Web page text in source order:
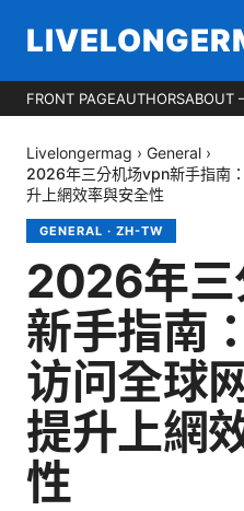
FRONT PAGEAUTHORSABOUT
Livelongermag › General ›
2026年三分机场vpn新手指南
升上網效率與安全性
GENERAL · ZH-TW
2026年
新手指南
访问全球
提升上網
性